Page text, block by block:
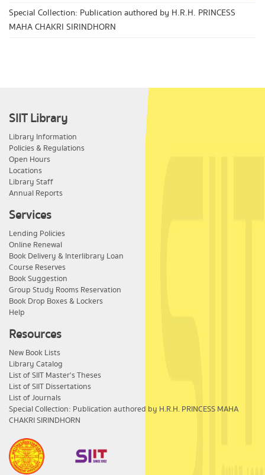
Special Collection: Publication authored by H.R.H. PRINCESS
MAHA CHAKRI SIRINDHORN
SIIT Library
Library Information
Policies & Regulations
Open Hours
Locations
Library Staff
Annual Reports
Services
Lending Policies
Online Renewal
Book Delivery & Interlibrary Loan
Course Reserves
Book Suggestion
Group Study Rooms Reservation
Book Drop Boxes & Lockers
Help
Resources
New Book Lists
Library Catalog
List of SIIT Master's Theses
List of SIIT Dissertations
List of Journals
Special Collection: Publication authored by H.R.H. PRINCESS MAHA
CHAKRI SIRINDHORN